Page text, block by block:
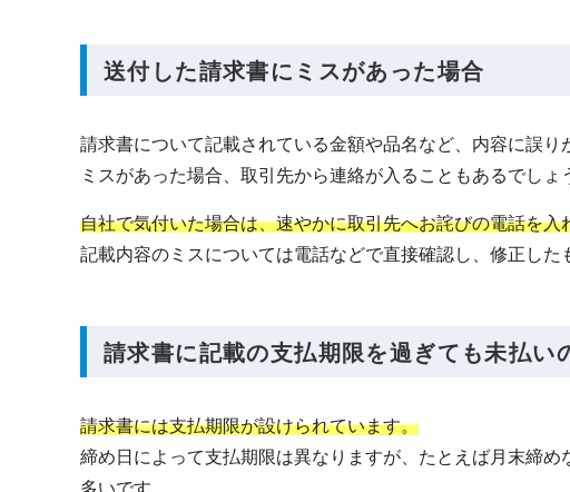
送付した請求書にミスがあった場合
請求書について記載されている金額や品名など、内容に誤り
ミスがあった場合、取引先から連絡が入ることもあるでし
自社で気付いた場合は、速やかに取引先へお詫びの電話を入
記載内容のミスについては電話などで直接確認し、修正した
請求書に記載の支払期限を過ぎても未払い
請求書には支払期限が設けられています。
締め日によって支払期限は異なりますが、たとえば月末締
多いです。